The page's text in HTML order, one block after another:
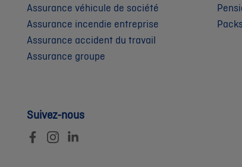
Assurance véhicule de société
Assurance incendie entreprise
Assurance accident du travail
Assurance groupe
Suivez-nous